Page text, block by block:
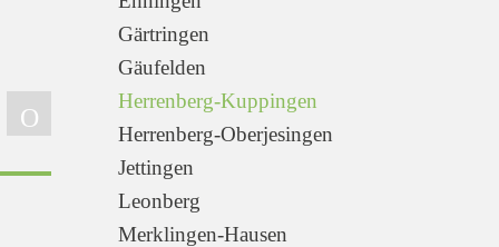
Gärtringen
Gäufelden
Herrenberg-Kuppingen
Herrenberg-Oberjesingen
Jettingen
Leonberg
Merklingen-Hausen